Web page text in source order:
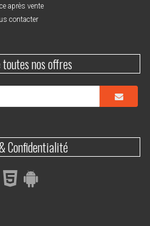
après vente
contacter
nos offres
Confidentialité